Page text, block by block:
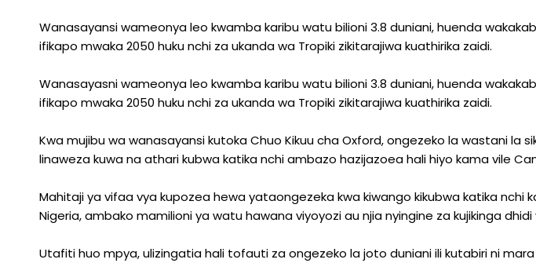
Ifikapo
2050
Wanasayansi wameonya leo kwamba karibu watu bilioni 3.8 duniani, huenda
ifikapo mwaka 2050 huku nchi za ukanda wa Tropiki zikitarajiwa kuathirika zaidi.
Wanasayasni wameonya leo kwamba karibu watu bilioni 3.8 duniani, huenda
ifikapo mwaka 2050 huku nchi za ukanda wa Tropiki zikitarajiwa kuathirika zaidi.
Kwa mujibu wa wanasayansi kutoka Chuo Kikuu cha Oxford, ongezeko la wastani la
linaweza kuwa na athari kubwa katika nchi ambazo hazijazoea hali hiyo kama vile
Mahitaji ya vifaa vya kupozea hewa yataongezeka kwa kiwango kikubwa katika nchi
Nigeria, ambako mamilioni ya watu hawana viyoyozi au njia nyingine za kujikinga
Utafiti huo mpya, ulizingatia hali tofauti za ongezeko la joto duniani ili kutabiri ni mara